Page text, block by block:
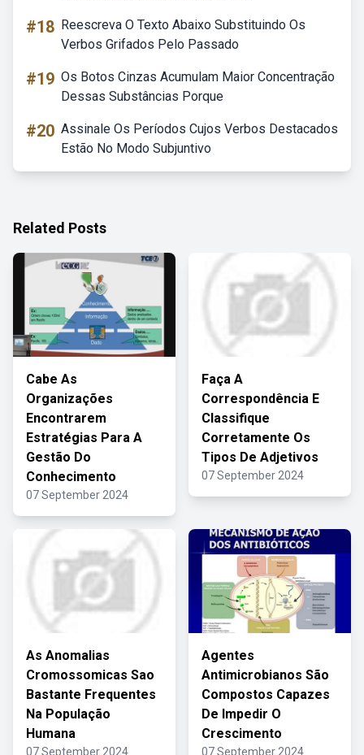
#18 Reescreva O Texto Abaixo Substituindo Os
Verbos Grifados Pelo Passado
#19 Os Botos Cinzas Acumulam Maior Concentração
Dessas Substâncias Porque
#20 Assinale Os Períodos Cujos Verbos Destacados
Estão No Modo Subjuntivo
Related Posts
Cabe As
Organizações
Encontrarem
Estratégias Para A
Gestão Do
Conhecimento
07 September 2024
Faça A
Correspondência E
Classifique
Corretamente Os
Tipos De Adjetivos
07 September 2024
As Anomalias
Cromossomicas Sao
Bastante Frequentes
Na População
Humana
07 September 2024
Agentes
Antimicrobianos São
Compostos Capazes
De Impedir O
Crescimento
07 September 2024